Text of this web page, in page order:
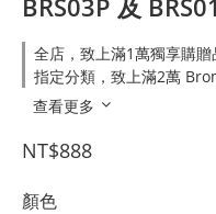
BRS03P 及
全店，致上滿1萬獨享購贈
指定分類，致上滿2萬
查看更多
NT$888
顏色